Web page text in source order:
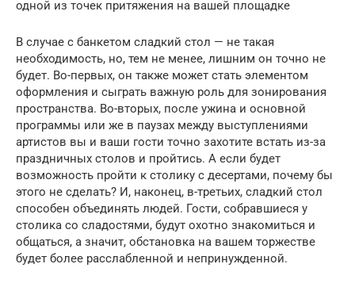
одной из точек притяжения на вашей площадке
В случае с банкетом сладкий стол — не такая
необходимость, но, тем не менее, лишним он точно не
будет. Во-первых, он также может стать элементом
оформления и сыграть важную роль для зонирования
пространства. Во-вторых, после ужина и основной
программы или же в паузах между выступлениями
артистов вы и ваши гости точно захотите встать из-за
праздничных столов и пройтись. А если будет
возможность пройти к столику с десертами, почему бы
этого не сделать? И, наконец, в-третьих, сладкий стол
способен объединять людей. Гости, собравшиеся у
столика со сладостями, будут охотно знакомиться и
общаться, а значит, обстановка на вашем торжестве
будет более расслабленной и непринужденной.